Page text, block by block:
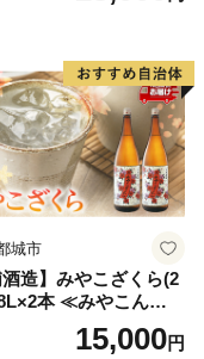
城市
酒造】みやこざくら(2
本 ≪みやこんじょ
≫_MJ-077115,000円